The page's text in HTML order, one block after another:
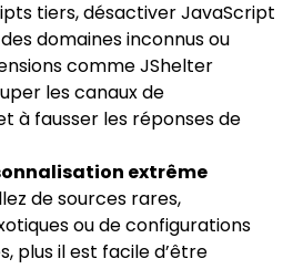
tiers, désactiver JavaScript
domaines inconnus ou
comme JShelter
les canaux de
à fausser les réponses de
extrême
de sources rares,
ou de configurations
plus il est facile d’être